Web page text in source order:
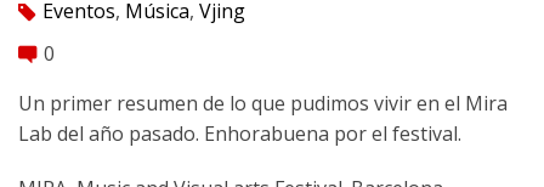
tag Eventos, Música, Vjing
comment 0
Un primer resumen de lo que pudimos vivir en el Mira
Lab del año pasado. Enhorabuena por el festival.